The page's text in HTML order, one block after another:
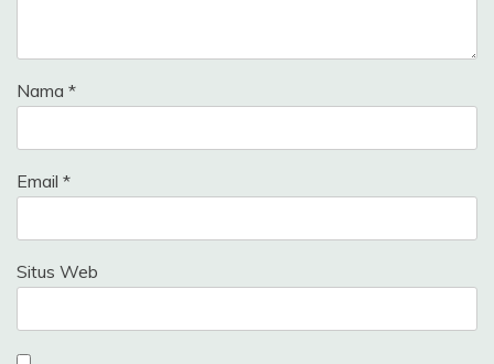
Nama *
Email *
Situs Web